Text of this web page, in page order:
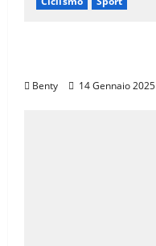
Benty 14 Gennaio 2025